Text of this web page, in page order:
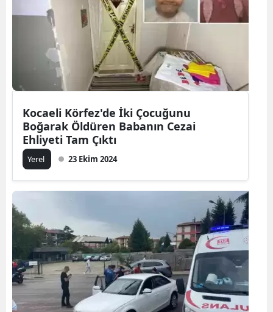
Kocaeli Körfez'de İki Çocuğunu
Boğarak Öldüren Babanın Cezai
Ehliyeti Tam Çıktı
Yerel 23 Ekim 2024